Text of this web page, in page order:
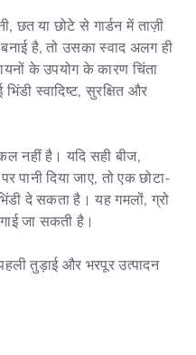
या छोटे से गार्डन में ताज़ी
है, तो उसका स्वाद अलग ही
के उपयोग के कारण चिंता
स्वादिष्ट, सुरक्षित और
नहीं है। यदि सही बीज,
पानी दिया जाए, तो एक छोटा-
दे सकता है। यह गमलों, ग्रो
जा सकती है।
तुड़ाई और भरपूर उत्पादन